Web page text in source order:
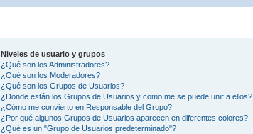
Niveles de usuario y grupos
¿Qué son los Administradores?
¿Qué son los Moderadores?
¿Qué son los Grupos de Usuarios?
¿Donde están los Grupos de Usuarios y como me se puede unir a ellos?
¿Cómo me convierto en Responsable del Grupo?
¿Por qué algunos Grupos de Usuarios aparecen en diferentes colores?
¿Qué es un "Grupo de Usuarios predeterminado"?